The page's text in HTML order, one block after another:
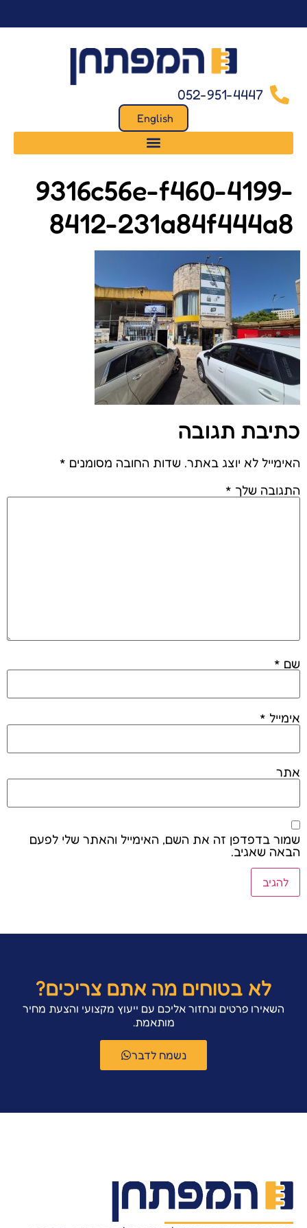
052-951-4447
English
9316c56e-f460-4199-
8412-231a84f444a8
כתיבת תגובה
האימייל לא יוצג באתר. שדות החובה מסומנים *
התגובה שלך *
שם *
אימייל *
אתר
שמור בדפדפן זה את השם, האימייל והאתר שלי לפעם
הבאה שאגיב.
לא בטוחים מה אתם צריכים?
השאירו פרטים ונחזור אליכם עם ייעוץ מקצועי והצעת מחיר
מותאמת.
נשמח לדבר